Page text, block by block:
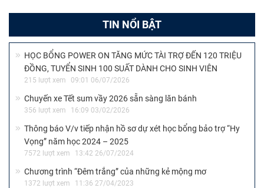
TIN NỔI BẬT
HỌC BỔNG POWER ON TĂNG MỨC TÀI TRỢ ĐẾN 120 TRIỆU
ĐỒNG, TUYỂN SINH 100 SUẤT DÀNH CHO SINH VIÊN
215 lượt xem 09:01 06/07/2026
Chuyến xe Tết sum vầy 2026 sẵn sàng lăn bánh
356 lượt xem 16:09 03/02/2026
Thông báo V/v tiếp nhận hồ sơ dự xét học bổng bảo trợ “Hy
Vọng” năm học 2024 – 2025
7572 lượt xem 13:42 26/07/2024
Chương trình “Đêm trắng” của những kẻ mộng mơ
1372 lượt xem 11:36 27/04/2023